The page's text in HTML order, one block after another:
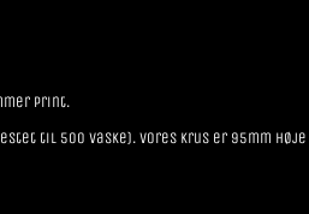
print.
til 500 vaske). Vores krus er 95mm